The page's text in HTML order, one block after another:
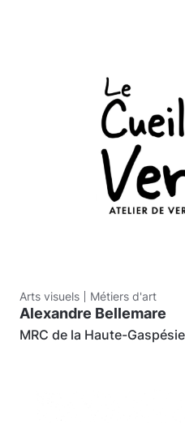
Arts visuels Métiers d'art
Alexandre Bellemare
MRC de la Haute-Gaspésie